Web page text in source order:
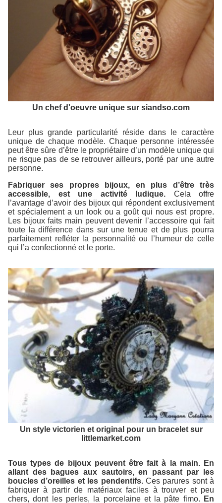
Un chef d'oeuvre unique sur siandso.com
Leur plus grande particularité réside dans le caractère
unique de chaque modèle. Chaque personne intéressée
peut être sûre d’être le propriétaire d’un modèle unique qui
ne risque pas de se retrouver ailleurs, porté par une autre
personne.
Fabriquer ses propres bijoux, en plus d’être très
accessible, est une activité ludique. Cela offre
l’avantage d’avoir des bijoux qui répondent exclusivement
et spécialement a un look ou a goût qui nous est propre.
Les bijoux faits main peuvent devenir l’accessoire qui fait
toute la différence dans sur une tenue et de plus pourra
parfaitement refléter la personnalité ou l’humeur de celle
qui l’a confectionné et le porte.
Un style victorien et original pour un bracelet sur
littlemarket.com
Tous types de bijoux peuvent être fait à la main. En
allant des bagues aux sautoirs, en passant par les
boucles d’oreilles et les pendentifs.Ces parures sont à
fabriquer à partir de matériaux faciles à trouver et peu
chers, dont les perles, la porcelaine et la pâte fimo.
En